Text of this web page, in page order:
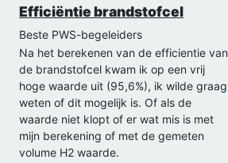
Efficiëntie brandstofcel
Beste PWS-begeleiders
Na het berekenen van de efficientie van
de brandstofcel kwam ik op een vrij
hoge waarde uit (95,6%), ik wilde graag
weten of dit mogelijk is. Of als de
waarde niet klopt of er wat mis is met
mijn berekening of met de gemeten
volume H2 waarde.